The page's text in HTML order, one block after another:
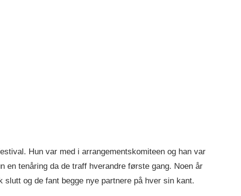
Hun var med i arrangementskomiteen og han var
en tenåring da de traff hverandre første gang. Noen år
og de fant begge nye partnere på hver sin kant.